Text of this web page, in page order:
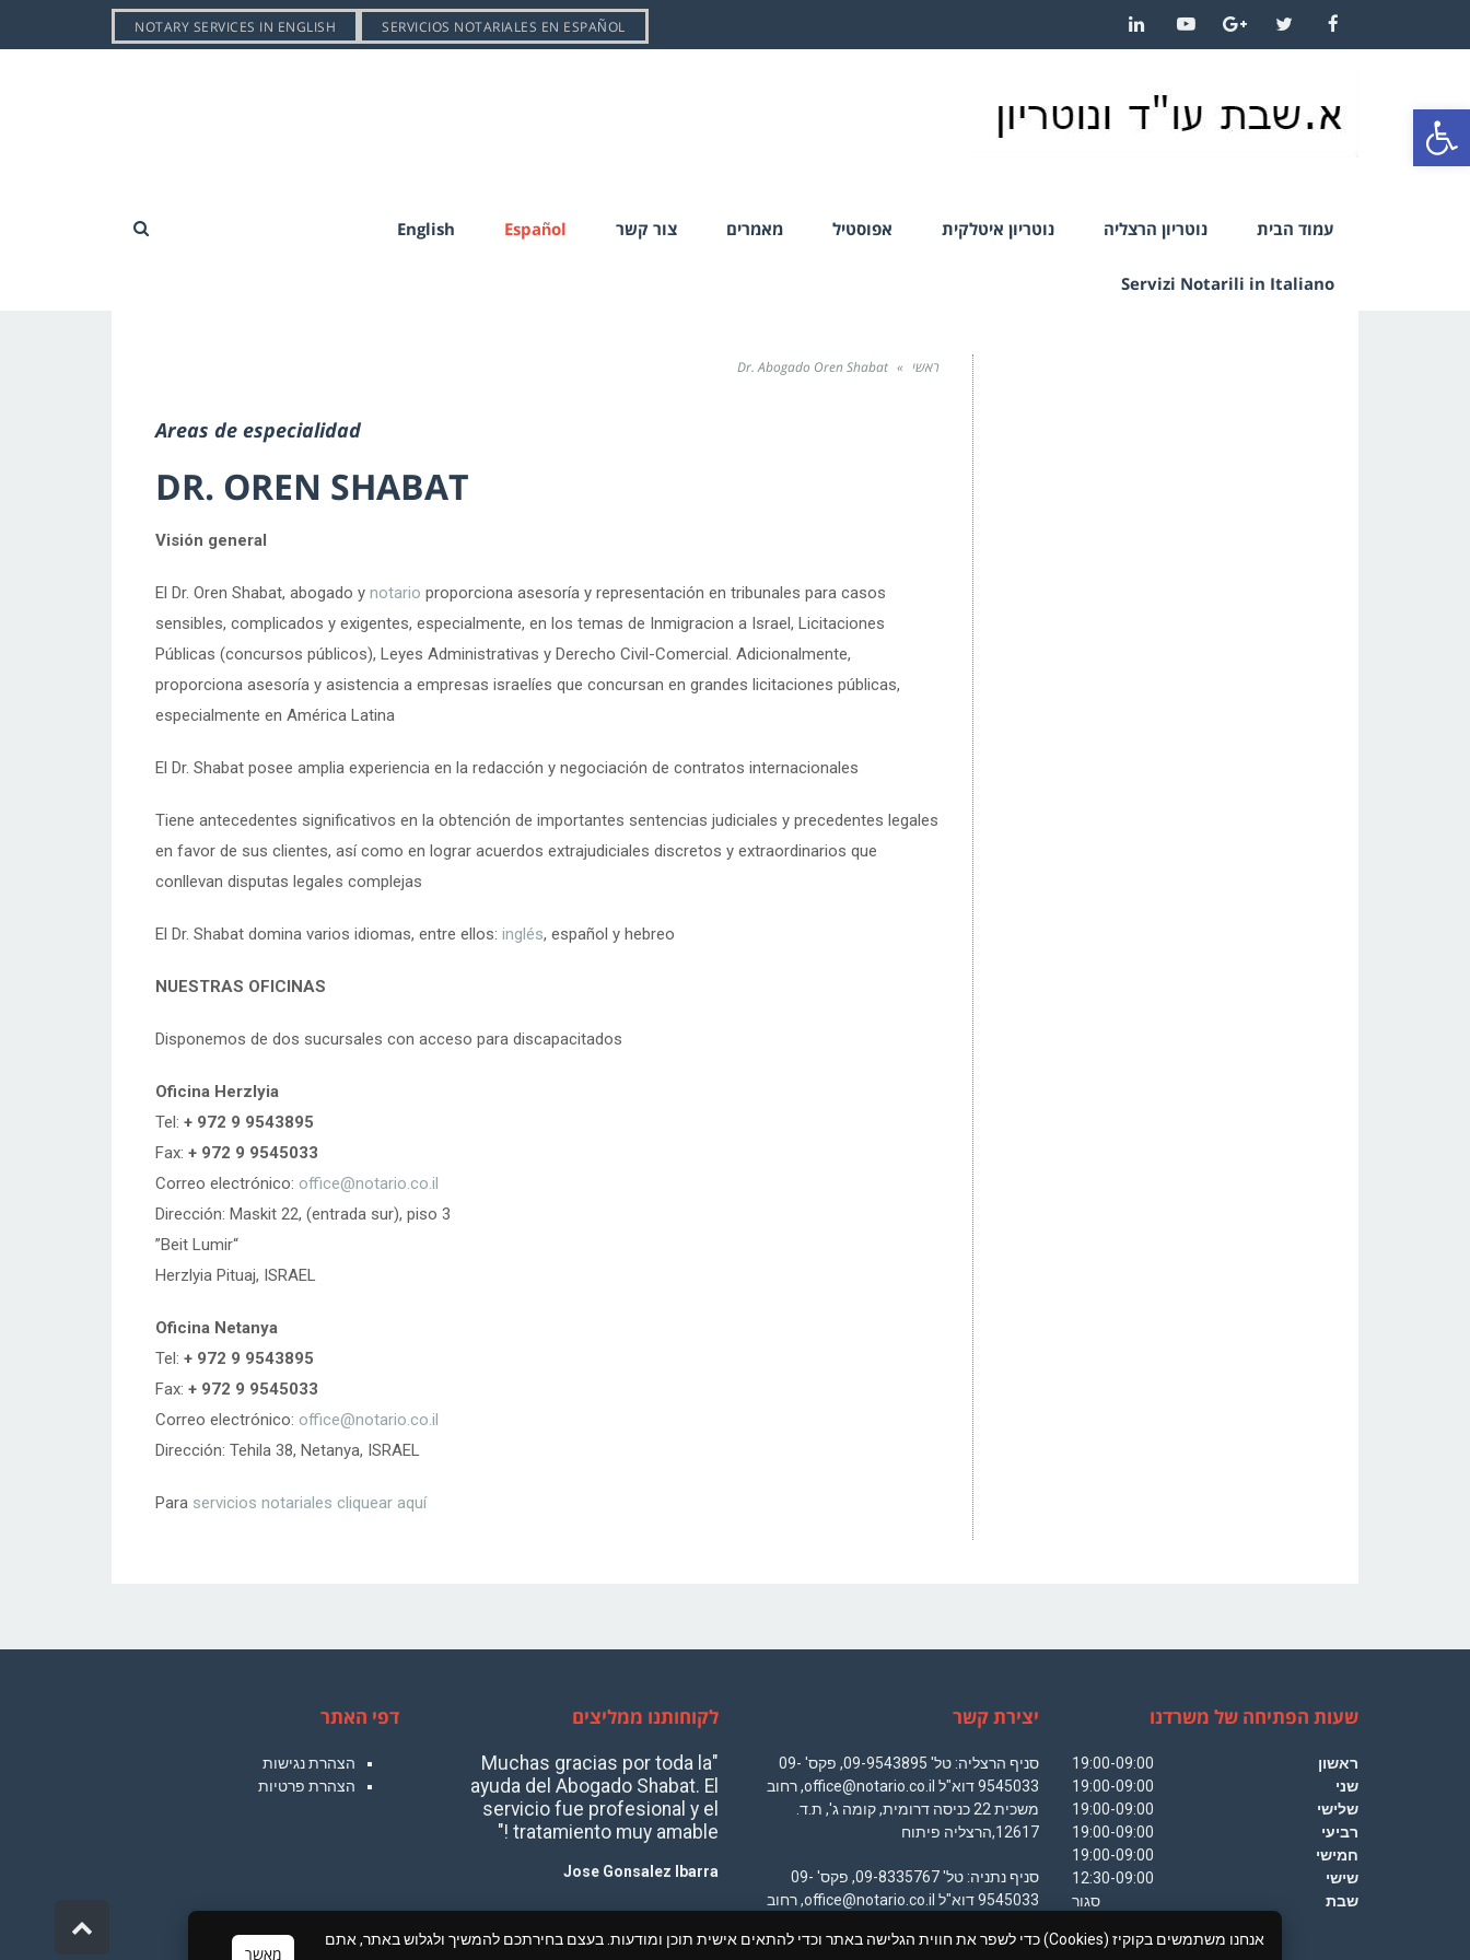
פתח סרגל נגישות
Facebook
Twitter
Google+
YouTube
LinkedIn
SERVICIOS NOTARIALES EN ESPAÑOL
NOTARY SERVICES IN ENGLISH
עמוד הבית נוטריון הרצליה נוטריון איטלקית אפוסטיל מאמרים צור קשר Español
English
Servizi Notarili in Italiano
ראשי »
Dr. Abogado Oren Shabat
Areas de especialidad
DR. OREN SHABAT
Visión general
El Dr. Oren Shabat, abogado y notario proporciona asesoría y representación en tribunales para casos
sensibles, complicados y exigentes, especialmente, en los temas de Inmigracion a Israel, Licitaciones
Públicas (concursos públicos), Leyes Administrativas y Derecho Civil-Comercial. Adicionalmente,
proporciona asesoría y asistencia a empresas israelíes que concursan en grandes licitaciones públicas,
especialmente en América Latina
El Dr. Shabat posee amplia experiencia en la redacción y negociación de contratos internacionales
Tiene antecedentes significativos en la obtención de importantes sentencias judiciales y precedentes legales
en favor de sus clientes, así como en lograr acuerdos extrajudiciales discretos y extraordinarios que
conllevan disputas legales complejas
El Dr. Shabat domina varios idiomas, entre ellos: inglés, español y hebreo
NUESTRAS OFICINAS
Disponemos de dos sucursales con acceso para discapacitados
Oficina Herzlyia
Tel: + 972 9 9543895
Fax: + 972 9 9545033
Correo electrónico: office@notario.co.il
Dirección: Maskit 22, (entrada sur), piso 3
“Beit Lumir”
Herzlyia Pituaj, ISRAEL
Oficina Netanya
Tel: + 972 9 9543895
Fax: + 972 9 9545033
Correo electrónico: office@notario.co.il
Dirección: Tehila 38, Netanya, ISRAEL
Para servicios notariales cliquear aquí
שעות הפתיחה של משרדנו
ראשון
19:00-09:00
שני
19:00-09:00
שלישי
19:00-09:00
רביעי
19:00-09:00
חמישי
19:00-09:00
שישי
12:30-09:00
שבת
סגור
יצירת קשר
סניף הרצליה: טל' 09-9543895, פקס' 09-
9545033 דוא"ל office@notario.co.il, רחוב
משכית 22 כניסה דרומית, קומה ג', ת.ד.
12617,הרצליה פיתוח
סניף נתניה: טל' 09-8335767, פקס' 09-
9545033 דוא"ל office@notario.co.il, רחוב
לקוחותנו ממליצים
"Muchas gracias por toda la
ayuda del Abogado Shabat. El
servicio fue profesional y el
tratamiento muy amable !"
Jose Gonsalez Ibarra
דפי האתר
הצהרת נגישות
הצהרת פרטיות
אנחנו משתמשים בקוקיז (Cookies) כדי לשפר את חווית הגלישה באתר וכדי להתאים אישית תוכן ומודעות. בעצם בחירתכם להמשיך ולגלוש באתר, אתם
מאשר